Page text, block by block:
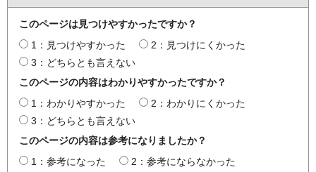
このページは見つけやすかったですか？
1：見つけやすかった
2：見つけにくかった
3：どちらとも言えない
このページの内容はわかりやすかったですか？
1：わかりやすかった
2：わかりにくかった
3：どちらとも言えない
このページの内容は参考になりましたか？
1：参考になった
2：参考にならなかった